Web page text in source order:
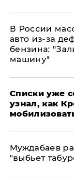
В России
авто из-за
бензина:
машину"
Списки уже
узнал, как
Муждабаев
"выбьет